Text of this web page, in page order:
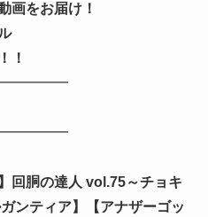
画をお届け！
！
回胴の達人 vol.75～チョキ
ンティア】【アナザーゴッ